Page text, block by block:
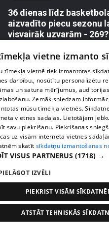
36 dienas līdz
aizvadīto piecu sezonu
visvairāk uzvarām - 269?
pirms 1 gada
37 dienas līdz
noslēdzās pati pirmā
64. epizode
vietne izmanto
tīmekļa vietnē tiek izmantotas
darbību., nosūtītu personalizētu
un satura mērījumus,
Zemāk sniedzam
mūsu tīmekļa vietnēs.
vietnes sadaļas. Lietotājam
savu piekrišanu. Piekrišanas
uz visām interneta vietnes
skatīt sīkdatņu izmantošanas
VISUS PARTNERUS (1718) →
IZVĒLI
PIEKRIST VISĀM
ATSTĀT TEHNISKĀS